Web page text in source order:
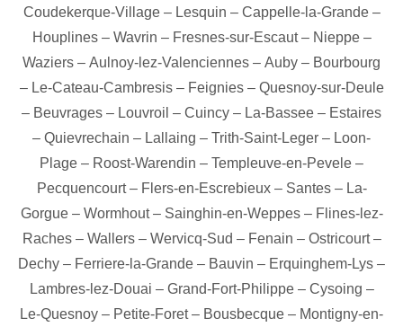
Coudekerque-Village– Lesquin – Cappelle-la-Grande–
Houplines– Wavrin – Fresnes-sur-Escaut– Nieppe–
Waziers – Aulnoy-lez-Valenciennes – Auby – Bourbourg
– Le-Cateau-Cambresis– Feignies– Quesnoy-sur-Deule
– Beuvrages – Louvroil – Cuincy – La-Bassee – Estaires
– Quievrechain – Lallaing – Trith-Saint-Leger – Loon-
Plage – Roost-Warendin – Templeuve-en-Pevele –
Pecquencourt– Flers-en-Escrebieux– Santes– La-
Gorgue– Wormhout– Sainghin-en-Weppes– Flines-lez-
Raches– Wallers– Wervicq-Sud – Fenain – Ostricourt–
Dechy – Ferriere-la-Grande – Bauvin – Erquinghem-Lys –
Lambres-lez-Douai – Grand-Fort-Philippe– Cysoing –
Le-Quesnoy – Petite-Foret– Bousbecque – Montigny-en-